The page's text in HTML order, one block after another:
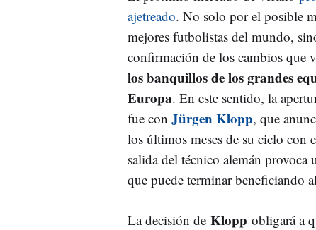
ajetreado. No solo por el posible
mejores futbolistas del mundo,
confirmación de los cambios que
los banquillos de los grandes
Europa. En este sentido, la
fue con Jürgen Klopp, que
los últimos meses de su ciclo con
salida del técnico alemán provoca
que puede terminar beneficiando al
La decisión de Klopp obligará a